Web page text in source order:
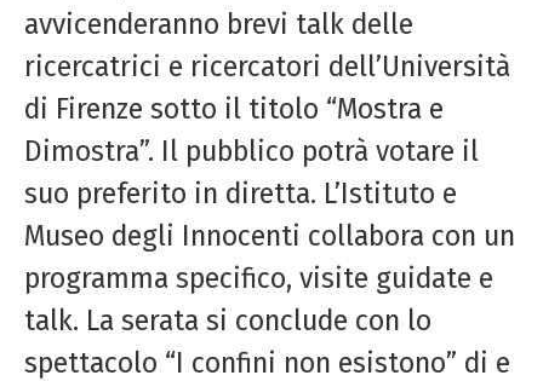
avvicenderanno brevi talk delle
ricercatrici e ricercatori dell’Università
di Firenze sotto il titolo “Mostra e
Dimostra”. Il pubblico potrà votare il
suo preferito in diretta. L’Istituto e
Museo degli Innocenti collabora con un
programma specifico, visite guidate e
talk. La serata si conclude con lo
spettacolo “I confini non esistono” di e